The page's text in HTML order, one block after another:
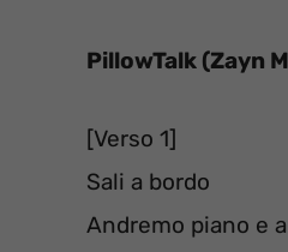
PillowTalk (Zayn
[Verso 1]
Sali a bordo
Andremo piano e